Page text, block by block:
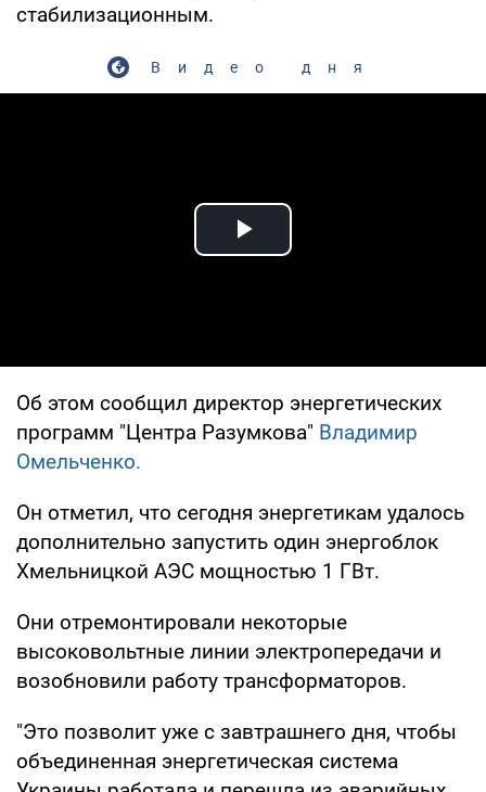
стабилизационным.
Видео дня
Play Video
Об этом сообщил директор энергетических
программ "Центра Разумкова" Владимир
Омельченко.
Он отметил, что сегодня энергетикам удалось
дополнительно запустить один энергоблок
Хмельницкой АЭС мощностью 1 ГВт.
Они отремонтировали некоторые
высоковольтные линии электропередачи и
возобновили работу трансформаторов.
"Это позволит уже с завтрашнего дня, чтобы
объединенная энергетическая система